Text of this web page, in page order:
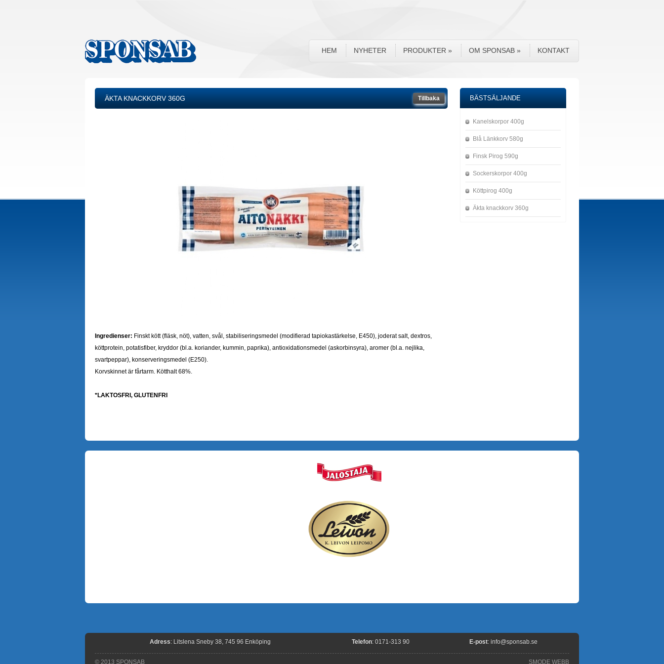
HEM NYHETER PRODUKTER » OM SPONSAB » KONTAKT
Tillbaka
ÄKTA KNACKKORV 360G
Ingredienser: Finskt kött (fläsk, nöt), vatten, svål, stabiliseringsmedel (modifierad tapiokastärkelse, E450), joderat salt, dextros,
köttprotein, potatisfiber, kryddor (bl.a. koriander, kummin, paprika), antioxidationsmedel (askorbinsyra), aromer (bl.a. nejlika,
svartpeppar), konserveringsmedel (E250).
Korvskinnet är fårtarm. Kötthalt 68%.
*LAKTOSFRI, GLUTENFRI
BÄSTSÄLJANDE
Kanelskorpor 400g
Blå Länkkorv 580g
Finsk Pirog 590g
Sockerskorpor 400g
Köttpirog 400g
Äkta knackkorv 360g
Adress: Litslena Sneby 38, 745 96 Enköping Telefon: 0171-313 90 E-post: info@sponsab.se
© 2013 SPONSAB SMODE WEBB